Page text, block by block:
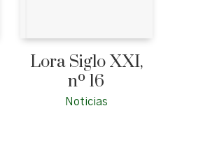
Lora Siglo XXI,
nº 16
Noticias